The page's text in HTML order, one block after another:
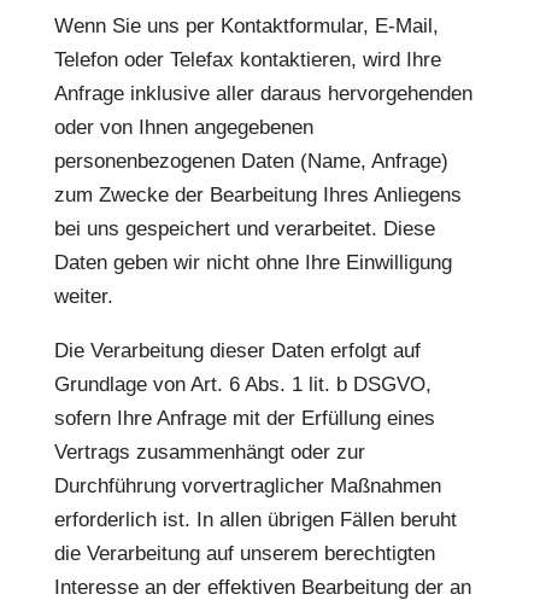
Wenn Sie uns per Kontaktformular, E-Mail,
Telefon oder Telefax kontaktieren, wird Ihre
Anfrage inklusive aller daraus hervorgehenden
oder von Ihnen angegebenen
personenbezogenen Daten (Name, Anfrage)
zum Zwecke der Bearbeitung Ihres Anliegens
bei uns gespeichert und verarbeitet. Diese
Daten geben wir nicht ohne Ihre Einwilligung
weiter.
Die Verarbeitung dieser Daten erfolgt auf
Grundlage von Art. 6 Abs. 1 lit. b DSGVO,
sofern Ihre Anfrage mit der Erfüllung eines
Vertrags zusammenhängt oder zur
Durchführung vorvertraglicher Maßnahmen
erforderlich ist. In allen übrigen Fällen beruht
die Verarbeitung auf unserem berechtigten
Interesse an der effektiven Bearbeitung der an